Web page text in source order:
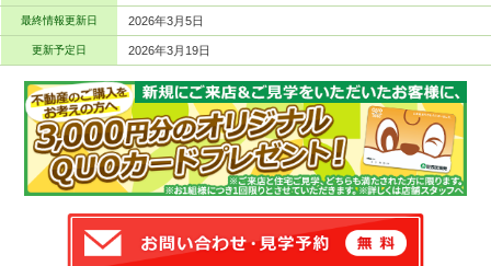
最終情報更新日 2026年3月5日
更新予定日 2026年3月19日